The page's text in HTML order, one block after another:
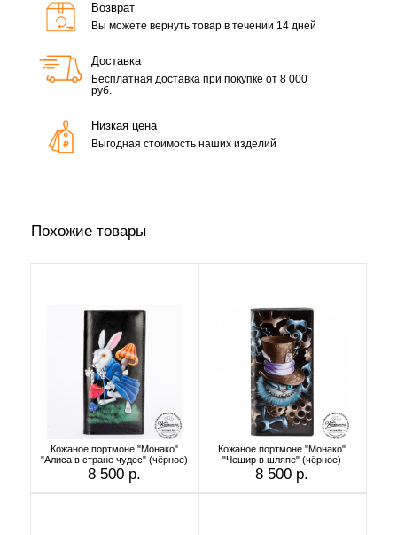
Возврат
Вы можете вернуть товар в течении 14 дней
Доставка
Бесплатная доставка при покупке от 8 000
руб.
Низкая цена
Выгодная стоимость наших изделий
Похожие товары
Кожаное портмоне "Монако"
"Алиса в стране чудес" (чёрное)
8 500 р.
Кожаное портмоне "Монако"
"Чешир в шляпе" (чёрное)
8 500 р.